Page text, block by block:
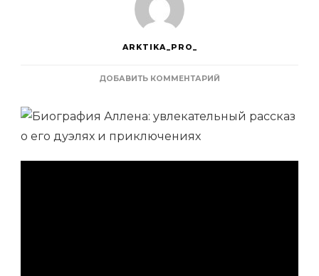
ARKTIKA_PRO_
ДОБАВИТЬ КОММЕНТАРИЙ
АЛЛЕНА